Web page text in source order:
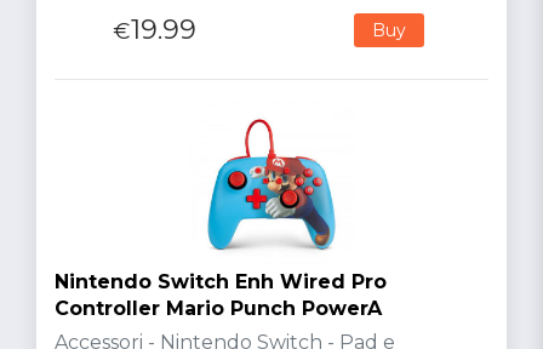
€19.99 Buy
Nintendo Switch Enh Wired Pro
Controller Mario Punch PowerA
Accessori - Nintendo Switch - Pad e